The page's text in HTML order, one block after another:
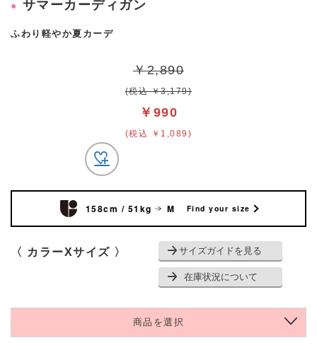
サマーカーディガン
ふわり軽やか夏カーデ
￥2,890
(税込 ￥3,179)
￥990
(税込 ￥1,089)
158cm / 51kg M Find your size
〈 カラーXサイズ 〉 サイズガイドを見る
在庫状況について
商品を選択